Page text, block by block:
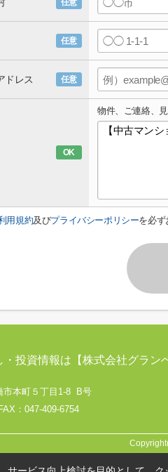
任意
任意
ドレス 任意
OK
物件、ご連絡、
用規約及びプライバシーポリシーを必ず
投資情報は【株式会社グラン
本町５丁目1-8 B号
：047-409-6754